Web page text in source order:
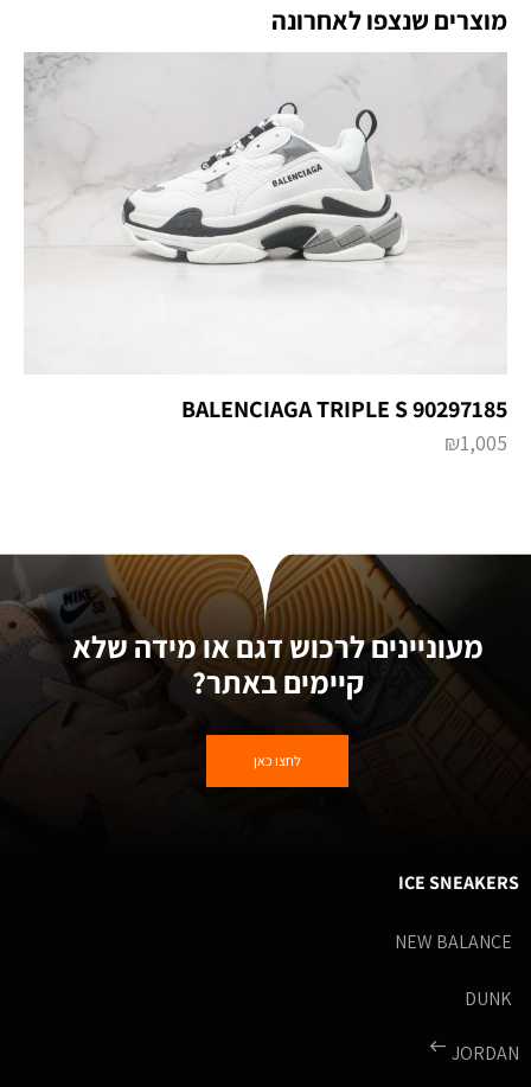
מוצרים שנצפו לאחרונה
BALENCIAGA TRIPLE S 90297185
₪1,005
מעוניינים לרכוש דגם או מידה שלא
קיימים באתר?
לחצו כאן
ICE SNEAKERS
NEW BALANCE
DUNK
JORDAN